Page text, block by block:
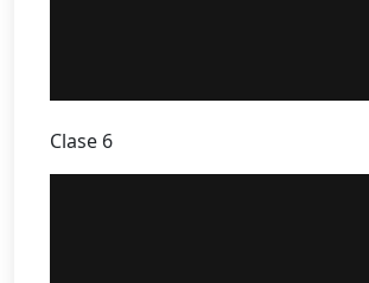
Clase 6